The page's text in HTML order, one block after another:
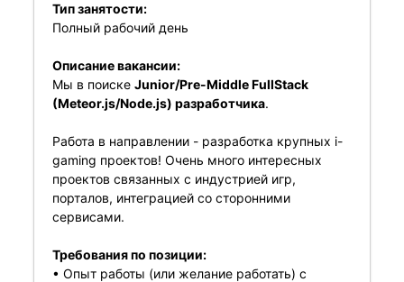
Тип занятости:
Полный рабочий день
Описание вакансии:
Мы в поиске Junior/Pre-Middle FullStack
(Meteor.js/Node.js) разработчика.
Работа в направлении - разработка крупных i-
gaming проектов! Очень много интересных
проектов связанных с индустрией игр,
порталов, интеграцией со сторонними
сервисами.
Требования по позиции:
• Опыт работы (или желание работать) с